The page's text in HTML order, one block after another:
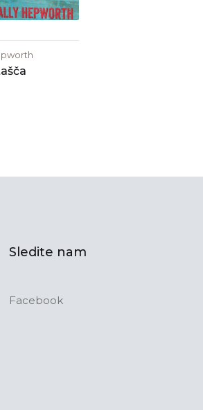
Sledite nam
Facebook